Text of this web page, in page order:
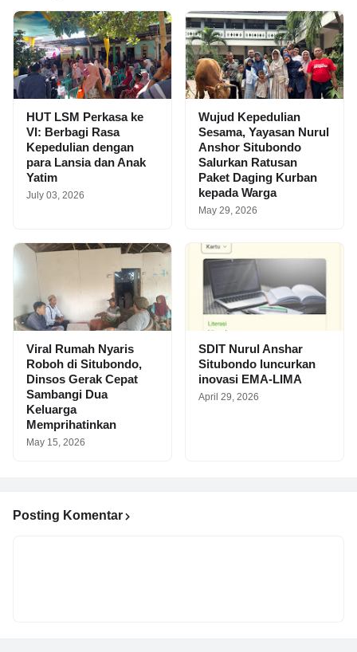
HUT LSM Perkasa ke
VI: Berbagi Rasa
Kepedulian dengan
para Lansia dan Anak
Yatim
July 03, 2026
Wujud Kepedulian
Sesama, Yayasan Nurul
Anshor Situbondo
Salurkan Ratusan
Paket Daging Kurban
kepada Warga
May 29, 2026
Viral Rumah Nyaris
Roboh di Situbondo,
Dinsos Gerak Cepat
Sambangi Dua
Keluarga
Memprihatinkan
May 15, 2026
SDIT Nurul Anshar
Situbondo luncurkan
inovasi EMA-LIMA
April 29, 2026
Posting Komentar